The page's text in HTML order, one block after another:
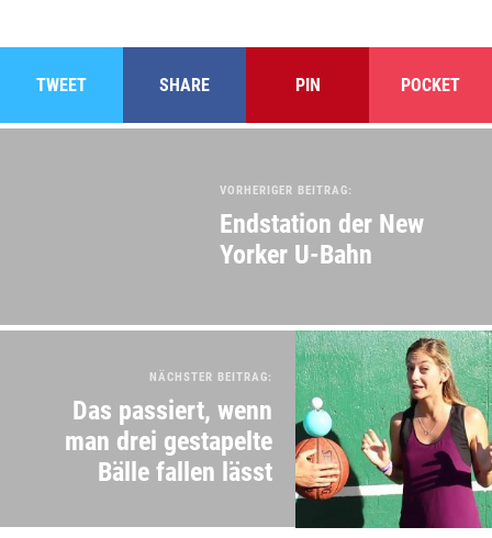
TWEET SHARE PIN POCKET
VORHERIGER BEITRAG:
Endstation der New
Yorker U-Bahn
NÄCHSTER BEITRAG:
Das passiert, wenn
man drei gestapelte
Bälle fallen lässt